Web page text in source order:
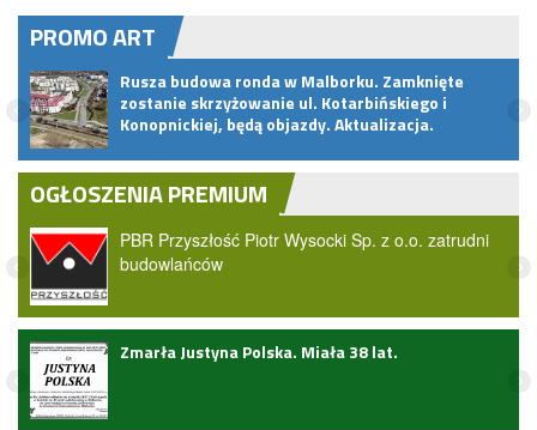
PROMO ART
Rusza budowa ronda w Malborku. Zamknięte
zostanie skrzyżowanie ul. Kotarbińskiego i
Konopnickiej, będą objazdy. Aktualizacja.
OGŁOSZENIA PREMIUM
PBR Przyszłość Piotr Wysocki Sp. z o.o. zatrudni
budowlańców
Zmarła Justyna Polska. Miała 38 lat.